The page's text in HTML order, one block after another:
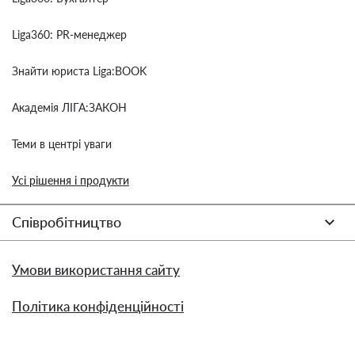
Liga360: PR-менеджер
Знайти юриста Liga:BOOK
Академія ЛІГА:ЗАКОН
Теми в центрі уваги
Усі рішення і продукти
Співробітництво
Умови використання сайту
Політика конфіденційності